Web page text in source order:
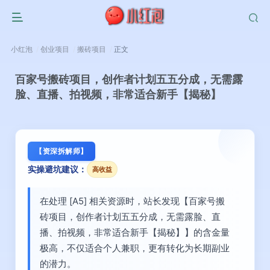
小红泡 创业项目 搬砖项目 正文
百家号搬砖项目，创作者计划五五分成，无需露
脸、直播、拍视频，非常适合新手【揭秘】
【资深拆解师】
实操避坑建议： 高收益
在处理 [A5] 相关资源时，站长发现【百家号搬
砖项目，创作者计划五五分成，无需露脸、直
播、拍视频，非常适合新手【揭秘】】的含金量
极高，不仅适合个人兼职，更有转化为长期副业
的潜力。